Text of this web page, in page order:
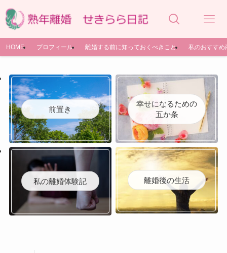
HOME プロフィール 離婚する前に知っておくべきこと 私のおすすめ
前置き
幸せになるための
五か条
私の離婚体験記 離婚後の生活